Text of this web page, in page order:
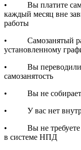
• Вы платите
каждый месяц вне
работы
• Самозанятый
установленному
• Вы переводили
самозанятость
• Вы не собираете
• У вас нет
• Вы не требуете от
в системе НПД